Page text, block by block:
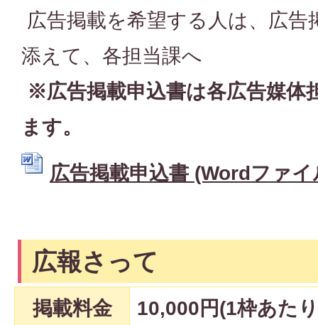
広告掲載を希望する人は、広告
添えて、各担当課へ
※広告掲載申込書は各広告媒体
ます。
広告掲載申込書 (Wordファ
広報さって
掲載料金
10,000円(1枠あた